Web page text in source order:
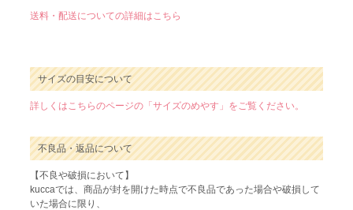
送料・配送についての詳細はこちら
サイズの目安について
詳しくはこちらのページの「サイズのめやす」をご覧ください。
不良品・返品について
【不良や破損において】
kuccaでは、商品が封を開けた時点で不良品であった場合や破損して
いた場合に限り、